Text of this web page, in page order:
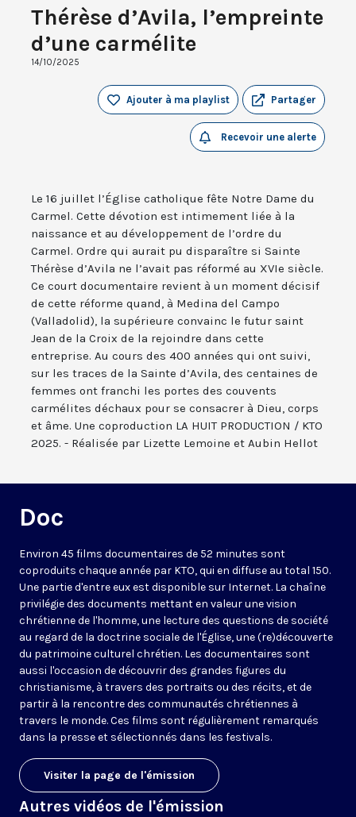
Thérèse d’Avila, l’empreinte
d’une carmélite
14/10/2025
Partager
Ajouter à ma playlist
Recevoir une alerte
Le 16 juillet l’Église catholique fête Notre Dame du
Carmel. Cette dévotion est intimement liée à la
naissance et au développement de l’ordre du
Carmel. Ordre qui aurait pu disparaître si Sainte
Thérèse d’Avila ne l’avait pas réformé au XVIe siècle.
Ce court documentaire revient à un moment décisif
de cette réforme quand, à Medina del Campo
(Valladolid), la supérieure convainc le futur saint
Jean de la Croix de la rejoindre dans cette
entreprise. Au cours des 400 années qui ont suivi,
sur les traces de la Sainte d’Avila, des centaines de
femmes ont franchi les portes des couvents
carmélites déchaux pour se consacrer à Dieu, corps
et âme. Une coproduction LA HUIT PRODUCTION / KTO
2025. - Réalisée par Lizette Lemoine et Aubin Hellot
Doc
Environ 45 films documentaires de 52 minutes sont
coproduits chaque année par KTO, qui en diffuse au total 150.
Une partie d'entre eux est disponible sur Internet. La chaîne
privilégie des documents mettant en valeur une vision
chrétienne de l'homme, une lecture des questions de société
au regard de la doctrine sociale de l'Église, une (re)découverte
du patrimoine culturel chrétien. Les documentaires sont
aussi l'occasion de découvrir des grandes figures du
christianisme, à travers des portraits ou des récits, et de
partir à la rencontre des communautés chrétiennes à
travers le monde. Ces films sont régulièrement remarqués
dans la presse et sélectionnés dans les festivals.
Visiter la page de l'émission
Autres vidéos de l'émission